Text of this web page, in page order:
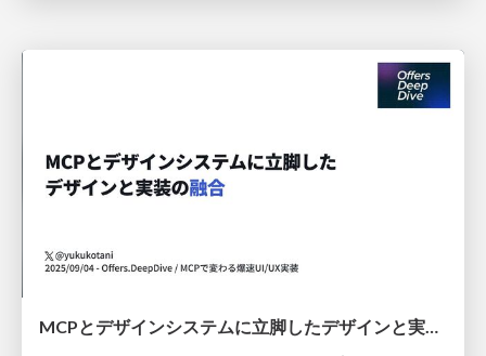
MCPとデザインシステムに立脚したデザインと実装の融合